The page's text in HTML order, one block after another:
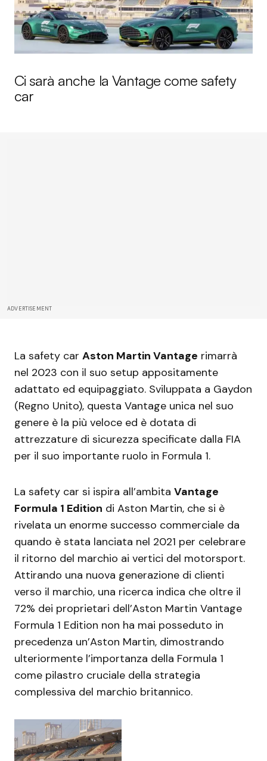
Ci sarà anche la Vantage come safety
car
ADVERTISEMENT
La safety car Aston Martin Vantage rimarrà
nel 2023 con il suo setup appositamente
adattato ed equipaggiato. Sviluppata a Gaydon
(Regno Unito), questa Vantage unica nel suo
genere è la più veloce ed è dotata di
attrezzature di sicurezza specificate dalla FIA
per il suo importante ruolo in Formula 1.
La safety car si ispira all’ambita Vantage
Formula 1 Edition di Aston Martin, che si è
rivelata un enorme successo commerciale da
quando è stata lanciata nel 2021 per celebrare
il ritorno del marchio ai vertici del motorsport.
Attirando una nuova generazione di clienti
verso il marchio, una ricerca indica che oltre il
72% dei proprietari dell’Aston Martin Vantage
Formula 1 Edition non ha mai posseduto in
precedenza un’Aston Martin, dimostrando
ulteriormente l’importanza della Formula 1
come pilastro cruciale della strategia
complessiva del marchio britannico.